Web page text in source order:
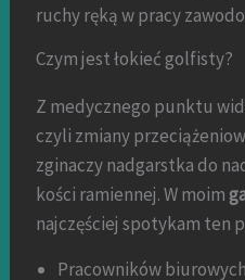
ruchy ręką w pracy
Czym jest łokieć golfisty?
Z medycznego punktu
czyli zmiany
zginaczy nadgarstka do
kości ramiennej. W moim
najczęściej spotykam ten
Pracowników